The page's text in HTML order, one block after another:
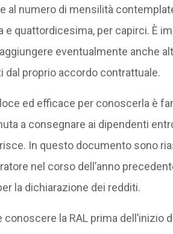
al numero di mensilità
e quattordicesima, per capirci. È
eventualmente anche
dal proprio accordo contrattuale.
ed efficace per conoscerla è
a consegnare ai dipendenti
In questo documento sono
nel corso dell’anno
la dichiarazione dei redditi.
conoscere la RAL prima dell’inizio